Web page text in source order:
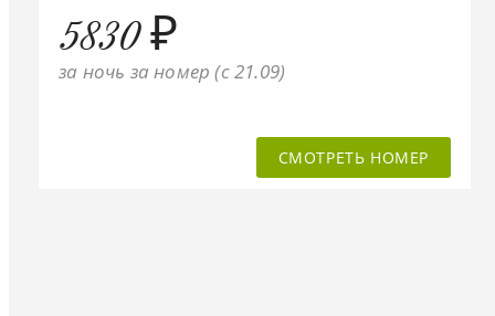
5830 ₽
за ночь за номер (c 21.09)
СМОТРЕТЬ НОМЕР